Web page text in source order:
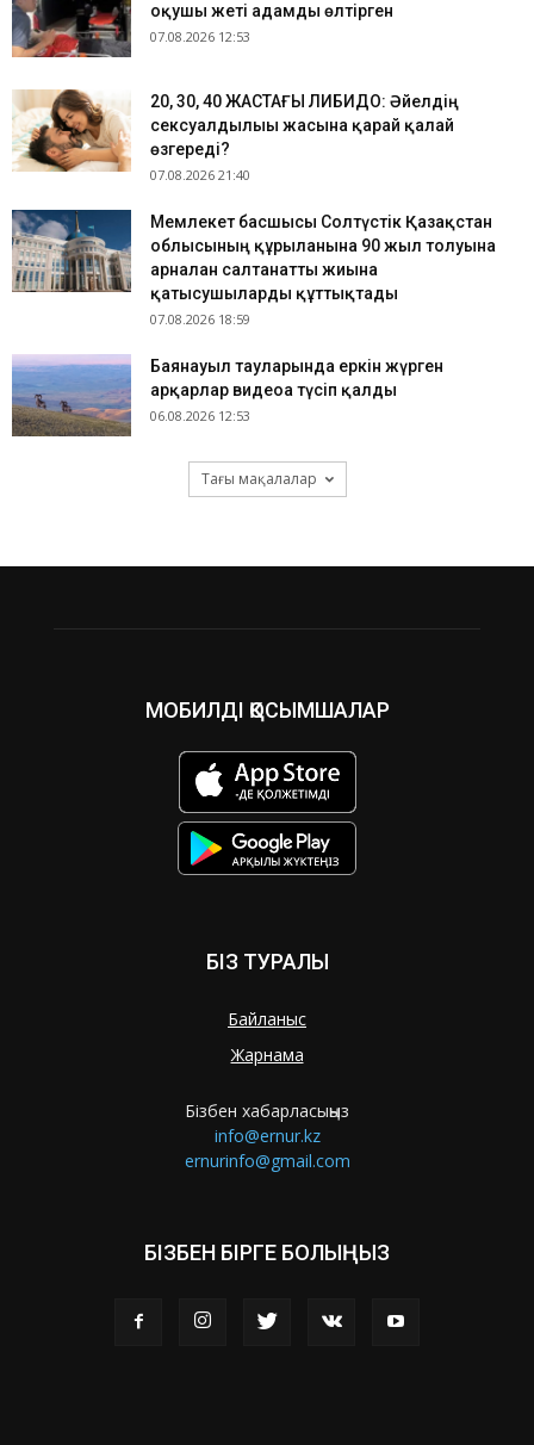
оқушы жеті адамды өлтірген
07.08.2026 12:53
​20, 30, 40 ЖАСТАҒЫ ЛИБИДО: Әйелдің
сексуалдылығы жасына қарай қалай
өзгереді?
07.08.2026 21:40
Мемлекет басшысы Солтүстік Қазақстан
облысының құрылғанына 90 жыл толуына
арналған салтанатты жиынға
қатысушыларды құттықтады
07.08.2026 18:59
Баянауыл тауларында еркін жүрген
арқарлар видеоға түсіп қалды
06.08.2026 12:53
Тағы мақалалар
МОБИЛДІ ҚОСЫМШАЛАР
БІЗ ТУРАЛЫ
Байланыс
Жарнама
Бізбен хабарласыңыз
info@ernur.kz
ernurinfo@gmail.com
БІЗБЕН БІРГЕ БОЛЫҢЫЗ